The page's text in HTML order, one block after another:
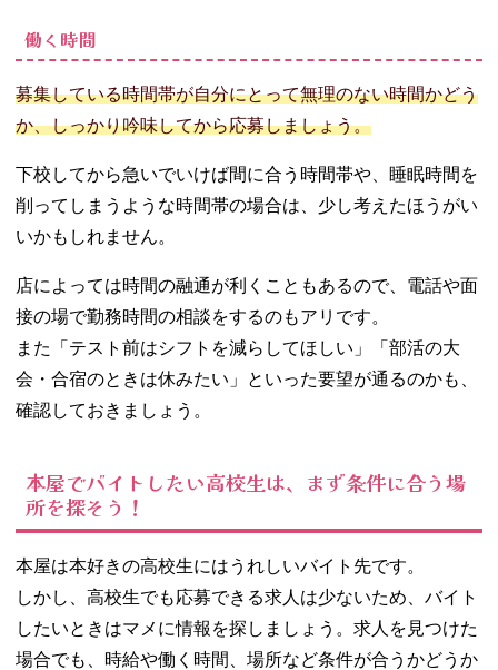
働く時間
募集している時間帯が自分にとって無理のない時間かどう
か、しっかり吟味してから応募しましょう。
下校してから急いでいけば間に合う時間帯や、睡眠時間を
削ってしまうような時間帯の場合は、少し考えたほうがい
いかもしれません。
店によっては時間の融通が利くこともあるので、電話や面
接の場で勤務時間の相談をするのもアリです。
また「テスト前はシフトを減らしてほしい」「部活の大
会・合宿のときは休みたい」といった要望が通るのかも、
確認しておきましょう。
本屋でバイトしたい高校生は、まず条件に合う場
所を探そう！
本屋は本好きの高校生にはうれしいバイト先です。
しかし、高校生でも応募できる求人は少ないため、バイト
したいときはマメに情報を探しましょう。求人を見つけた
場合でも、時給や働く時間、場所など条件が合うかどうか